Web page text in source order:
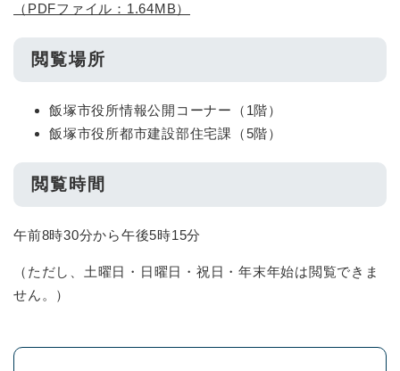
（PDFファイル：1.64MB）
閲覧場所
飯塚市役所情報公開コーナー（1階）
飯塚市役所都市建設部住宅課（5階）
閲覧時間
午前8時30分から午後5時15分
（ただし、土曜日・日曜日・祝日・年末年始は閲覧できま
せん。）